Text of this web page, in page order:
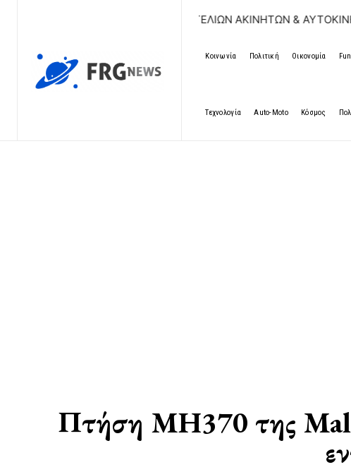
ΔΩΡΕΑΝ ΚΑΤΑΧΩΡΗΣΗ ΑΓΓΕΛΙΩΝ ΑΚΙΝΗΤΩΝ & ΑΥΤΟΚΙΝΗΤΩΝ
Κοινωνία Πολιτική Οικονομία
Τεχνολογία Auto-Moto Κόσμος
Πτήση MH370 της